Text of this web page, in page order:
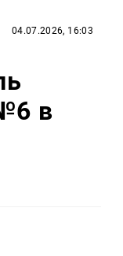
04.07.2026, 16:03
в